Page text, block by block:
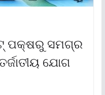
ପକ୍ଷରୁ ସମଗ୍ର
ଯୋଗ